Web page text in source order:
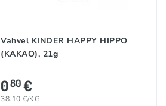
Vahvel KINDER HAPPY HIPPO
(KAKAO), 21g
080€
38.10 €/KG